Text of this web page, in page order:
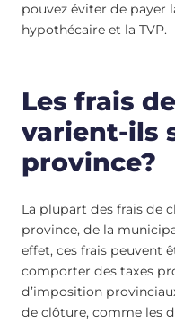
pouvez éviter de payer
hypothécaire et la TVP.
Les frais
varient-ils
province?
La plupart des frais de
province, de la
effet, ces frais peuvent
comporter des taxes
d’imposition
de clôture, comme les